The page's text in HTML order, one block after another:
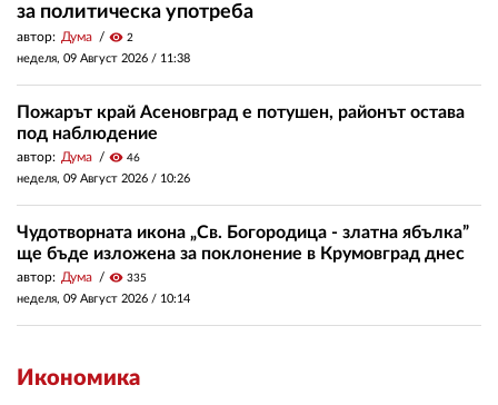
за политическа употреба
автор: Дума visibility 2
неделя, 09 Август 2026 / 11:38
Пожарът край Асеновград е потушен, районът остава
под наблюдение
автор: Дума visibility 46
неделя, 09 Август 2026 / 10:26
Чудотворната икона „Св. Богородица - златна ябълка”
ще бъде изложена за поклонение в Крумовград днес
автор: Дума visibility 335
неделя, 09 Август 2026 / 10:14
Икономика